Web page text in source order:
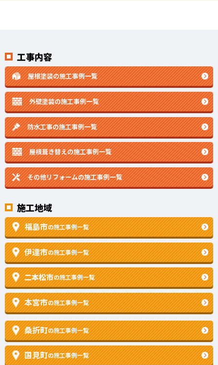
工事内容
屋根塗装の施工事例一覧
外壁塗装の施工事例一覧
防水工事の施工事例一覧
屋根葺き替えの施工事例一覧
その他リフォームの施工事例一覧
施工地域
福島市の施工事例一覧
伊達市の施工事例一覧
二本松市の施工事例一覧
本宮市の施工事例一覧
桑折町の施工事例一覧
国見町の施工事例一覧